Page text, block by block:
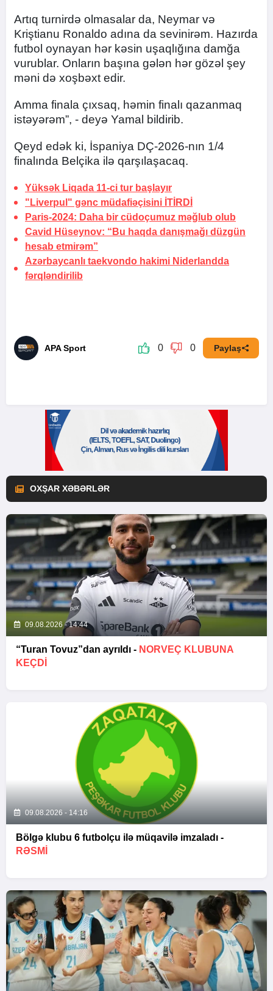
Artıq turnirdə olmasalar da, Neymar və
Kriştianu Ronaldo adına da sevinirəm. Hazırda
futbol oynayan hər kəsin uşaqlığına damğa
vurublar. Onların başına gələn hər gözəl şey
məni də xoşbəxt edir.
Amma finala çıxsaq, həmin finalı qazanmaq
istəyərəm”, - deyə Yamal bildirib.
Qeyd edək ki, İspaniya DÇ-2026-nın 1/4
finalında Belçika ilə qarşılaşacaq.
Yüksək Liqada 11-ci tur başlayır
"Liverpul" gənc müdafiəçisini İTİRDİ
Paris-2024: Daha bir cüdoçumuz məğlub olub
Cavid Hüseynov: “Bu haqda danışmağı düzgün
hesab etmirəm”
Azərbaycanlı taekvondo hakimi Niderlandda
fərqləndirilib
APA Sport 0 0 Paylaş
OXŞAR XƏBƏRLƏR
09.08.2026 - 14:44
“Turan Tovuz”dan ayrıldı - NORVEÇ KLUBUNA
KEÇDİ
09.08.2026 - 14:16
Bölgə klubu 6 futbolçu ilə müqavilə imzaladı -
RƏSMİ